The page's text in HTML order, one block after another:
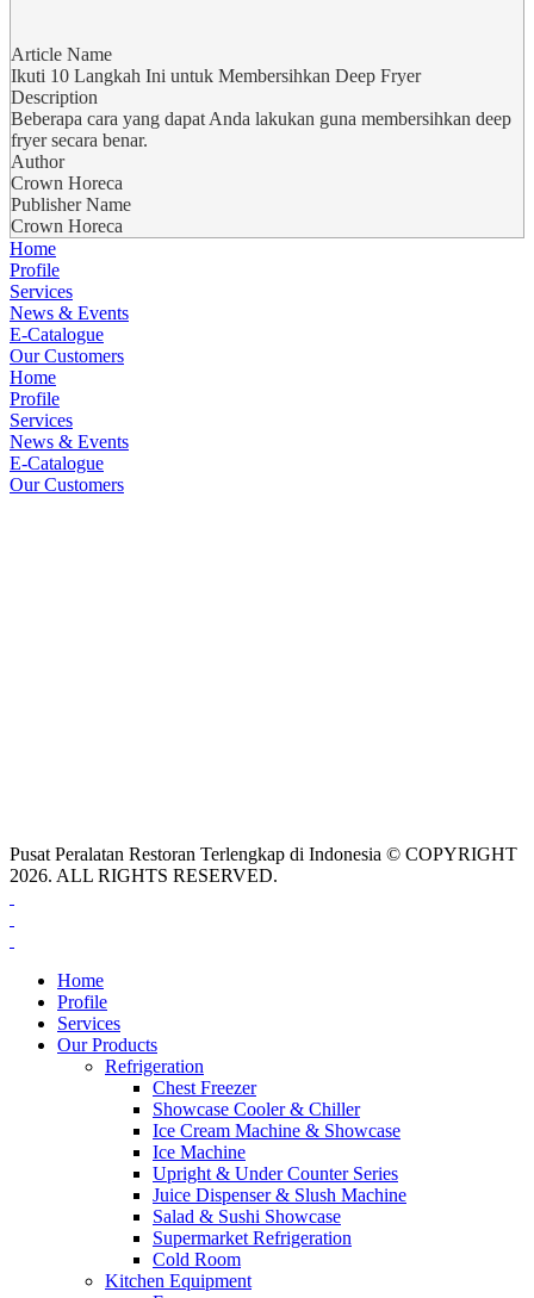
Article Name
Ikuti 10 Langkah Ini untuk Membersihkan Deep Fryer
Description
Beberapa cara yang dapat Anda lakukan guna membersihkan deep
fryer secara benar.
Author
Crown Horeca
Publisher Name
Crown Horeca
Home
Profile
Services
News & Events
E-Catalogue
Our Customers
Home
Profile
Services
News & Events
E-Catalogue
Our Customers
Pusat Peralatan Restoran Terlengkap di Indonesia © COPYRIGHT
2026. ALL RIGHTS RESERVED.
Home
Profile
Services
Our Products
Refrigeration
Chest Freezer
Showcase Cooler & Chiller
Ice Cream Machine & Showcase
Ice Machine
Upright & Under Counter Series
Juice Dispenser & Slush Machine
Salad & Sushi Showcase
Supermarket Refrigeration
Cold Room
Kitchen Equipment